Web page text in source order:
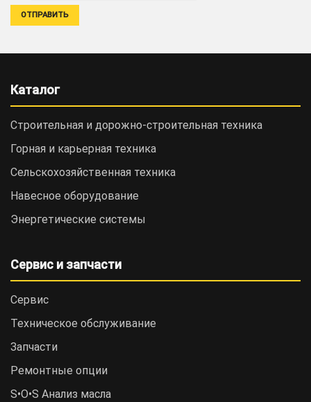
Каталог
Строительная и дорожно-cтроительная техника
Горная и карьерная техника
Сельскохозяйственная техника
Навесное оборудование
Энергетические системы
Сервис и запчасти
Сервис
Техническое обслуживание
Запчасти
Ремонтные опции
S•O•S Анализ масла